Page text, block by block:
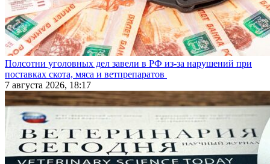
Полсотни уголовных дел завели в РФ из-за нарушений при
поставках скота, мяса и ветпрепаратов
7 августа 2026, 18:17